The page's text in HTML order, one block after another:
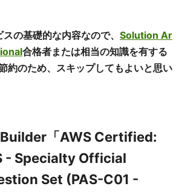
の基礎的な内容なので、 Solution Ar
合格者または相当の知識を有する
約のため、スキップしてもよいと思い
「AWS Certified:
- Specialty Official
Set (PAS-C01 -